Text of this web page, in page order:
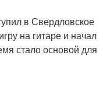
в Свердловское
на гитаре и начал
стало основой для